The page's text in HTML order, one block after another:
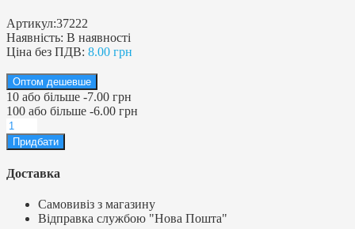
Артикул:37222
Наявність: В наявності
Ціна без ПДВ: 8.00 грн
Оптом дешевше
10 або більше -7.00 грн
100 або більше -6.00 грн
Доставка
Самовивіз з магазину
Відправка службою "Нова Пошта"